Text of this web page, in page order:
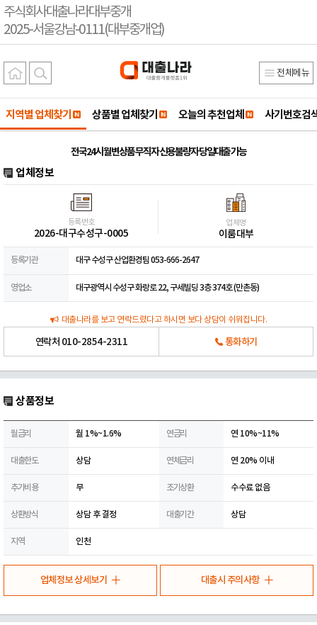
주식회사대출나라대부중개
2025-서울강남-0111(대부중개업)
전체메뉴
지역별 업체찾기 상품별 업체찾기 오늘의 추천업체 사기번호검
전국24시 월변상품 무직자 신용불량자 당일대출 가능
업체정보
등록번호
2026-대구수성구-0005
업체명
이룸대부
등록기관 대구 수성구 산업환경팀 053-666-2647
영업소 대구광역시 수성구 화랑로 22, 구세빌딩 3층 374호 (만촌동)
대출나라를 보고 연락드렸다고 하시면 보다 상담이 쉬워집니다.
연락처 010-2854-2311 통화하기
상품정보
월금리 월 1%~1.6% 연금리 연 10%~11%
대출한도 상담 연체금리 연 20% 이내
추가비용 무 조기상환 수수료 없음
상환방식 상담 후 결정 대출기간 상담
지역 인천
업체정보 상세보기 대출시 주의사항